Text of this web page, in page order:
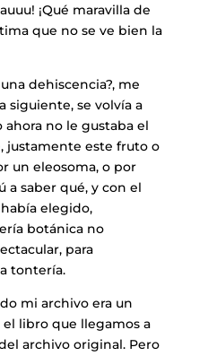
¡Qué maravilla de
que no se ve bien la
dehiscencia?, me
siguiente, se volvía a
no le gustaba el
justamente este fruto o
un eleosoma, o por
a saber qué, y con el
elegido,
botánica no
para
tontería.
mi archivo era un
el libro que llegamos a
archivo original. Pero